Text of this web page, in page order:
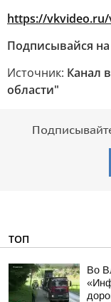
https://vkvideo.ru/
Подписывайся
Источник: Канал
области"
ТОП
Во